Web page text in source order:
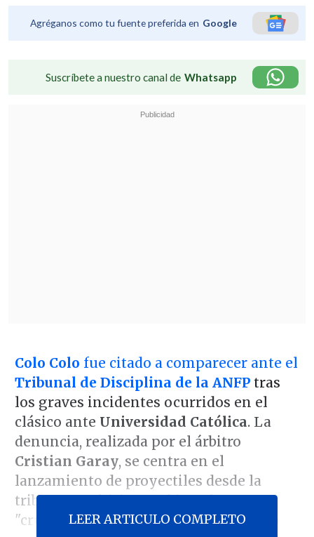
Agréganos como tu fuente preferida en Google
Suscríbete a nuestro canal de Whatsapp
Colo Colo fue citado a comparecer ante el
Tribunal de Disciplina de la ANFPtras
los graves incidentes ocurridos en el
clásico ante Universidad Católica. La
denuncia, realizada por el árbitro
Cristian Garay, se centra en el
lanzamiento de proyectiles desde la
tribuna que hirieron al jugador
"cruzado"Alfred Canales, en un hecho
LEER ARTICULO COMPLETO